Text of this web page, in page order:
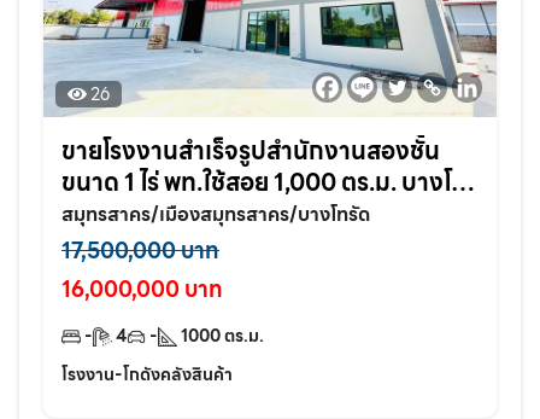
26
ขายโรงงานสำเร็จรูปสำนักงานสองชั้น
ขนาด 1 ไร่ พท.ใช้สอย 1,000 ตร.ม. บางโท
รัด อ.เมือง จ.สมุทรสาคร
สมุทรสาคร/เมืองสมุทรสาคร/บางโทรัด
17,500,000 บาท
16,000,000 บาท
- 4 - 1000ตร.ม.
โรงงาน-โกดังคลังสินค้า